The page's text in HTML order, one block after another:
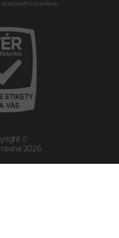
souhlasu.
©
2026